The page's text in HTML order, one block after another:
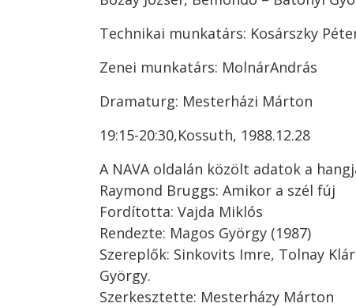
Technikai munkatárs: Kosárszky
Zenei munkatárs: MolnárAndrás
Dramaturg: Mesterházi Márton
19:15-20:30,Kossuth, 1988.12.28
A NAVA oldalán közölt adatok a
Raymond Bruggs: Amikor a szél fúj
Fordította: Vajda Miklós
Rendezte: Magos György (1987)
Szereplők: Sinkovits Imre, Tolnay
György.
Szerkesztette: Mesterházy Márton